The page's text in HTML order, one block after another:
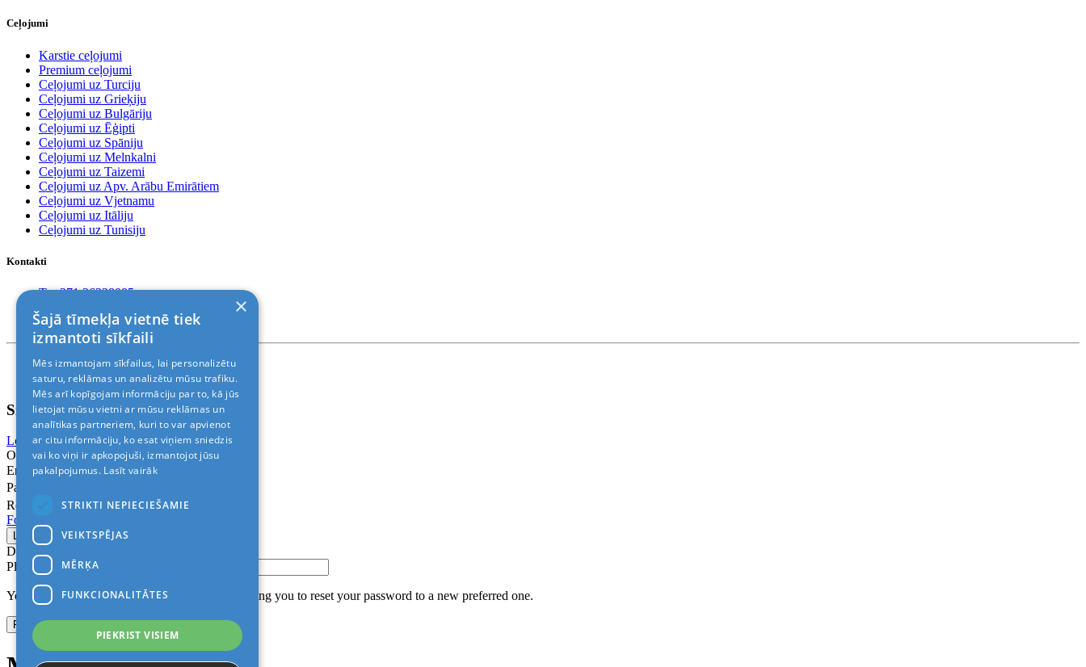
Ceļojumi
Karstie ceļojumi
Premium ceļojumi
Ceļojumi uz Turciju
Ceļojumi uz Grieķiju
Ceļojumi uz Bulgāriju
Ceļojumi uz Ēģipti
Ceļojumi uz Spāniju
Ceļojumi uz Melnkalni
Ceļojumi uz Taizemi
Ceļojumi uz Apv. Arābu Emirātiem
Ceļojumi uz Vjetnamu
Ceļojumi uz Itāliju
Ceļojumi uz Tunisiju
Kontakti
T. +371 26228085
Rīga, Kr.Barona 88
Nosacījumi un atrunas
© 2011-2026> «ALANI SIA»
Sign In
Login with Facebook Login with Google
Or
Email
Password
Remember me
Forgot Password?
Don’t have an account?
Please confirm login email below
You will receive an email containing a link allowing you to reset your password to a new preferred one.
×
Šajā tīmekļa vietnē tiek
izmantoti sīkfaili
Mēs izmantojam sīkfailus, lai personalizētu
saturu, reklāmas un analizētu mūsu trafiku.
Mēs arī kopīgojam informāciju par to, kā jūs
lietojat mūsu vietni ar mūsu reklāmas un
analītikas partneriem, kuri to var apvienot
ar citu informāciju, ko esat viņiem sniedzis
vai ko viņi ir apkopojuši, izmantojot jūsu
pakalpojumus. Lasīt vairāk
STRIKTI NEPIECIEŠAMIE
VEIKTSPĒJAS
MĒRĶA
FUNKCIONALITĀTES
PIEKRIST VISIEM